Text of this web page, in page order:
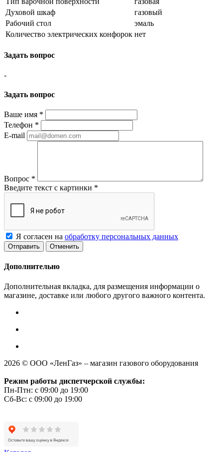
Духовой шкаф
газовый
Рабочий стол
эмаль
Количество электрических конфорок нет
Задать вопрос
-
Задать вопрос
Ваше имя *
Телефон *
E-mail
Вопрос *
Введите текст с картинки *
Я согласен на обработку персональных данных
Отменить
Дополнительно
Дополнительная вкладка, для размещения информации о
магазине, доставке или любого другого важного контента.
2026 © ООО «ЛенГаз» – магазин газового оборудования
Режим работы диспетчерской службы:
Пн-Птн: с 09:00 до 19:00
Сб-Вс: с 09:00 до 19:00